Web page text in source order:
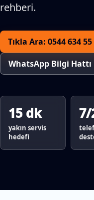
rehberi.
Tıkla Ara: 0544 634 55
WhatsApp Bilgi Hattı
15 dk
yakın servis
hedefi
7/